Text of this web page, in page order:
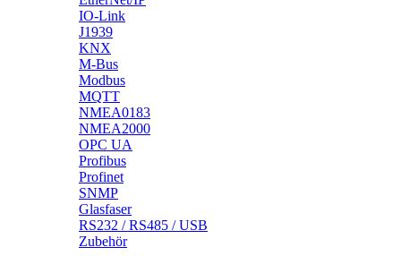
IO-Link
J1939
KNX
M-Bus
Modbus
MQTT
NMEA0183
NMEA2000
OPC UA
Profibus
Profinet
SNMP
Glasfaser
RS232 / RS485 / USB
Zubehör